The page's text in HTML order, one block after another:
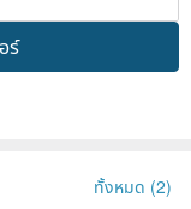
ร์
ทั้งหมด (2)